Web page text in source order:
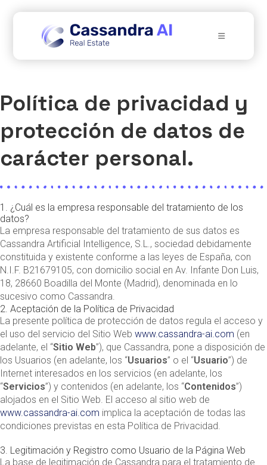
Política de privacidad y
protección de datos de
carácter personal.
1. ¿Cuál es la empresa responsable del tratamiento de los
datos?
La empresa responsable del tratamiento de sus datos es
Cassandra Artificial Intelligence, S.L., sociedad debidamente
constituida y existente conforme a las leyes de España, con
N.I.F. B21679105, con domicilio social en Av. Infante Don Luis,
18, 28660 Boadilla del Monte (Madrid), denominada en lo
sucesivo como Cassandra.
2. Aceptación de la Política de Privacidad
La presente política de protección de datos regula el acceso y
el uso del servicio del Sitio Web www.cassandra-ai.com (en
adelante, el “Sitio Web”), que Cassandra, pone a disposición de
los Usuarios (en adelante, los “Usuarios” o el “Usuario”) de
Internet interesados en los servicios (en adelante, los
“Servicios”) y contenidos (en adelante, los “Contenidos”)
alojados en el Sitio Web. El acceso al sitio web de
www.cassandra-ai.com implica la aceptación de todas las
condiciones previstas en esta Política de Privacidad.
3. Legitimación y Registro como Usuario de la Página Web
La base de legitimación de Cassandra para el tratamiento de